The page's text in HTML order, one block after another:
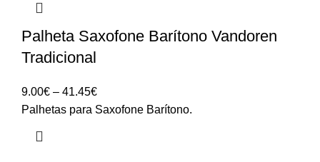
Palheta Saxofone Barítono Vandoren
Tradicional
9.00€ – 41.45€Price
range:
Palhetas para Saxofone Barítono.